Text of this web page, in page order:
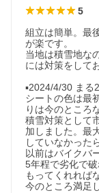
5
組立は簡単。最
が楽です。
当地は積雪地な
には対策をして
▪️2024/4/30 まる
シートの色は最
りは今のところ
積雪対策として
加しました。最
していなかった
以前はバイクバ
5年程で劣化で
もってくれれば
今のところ満足